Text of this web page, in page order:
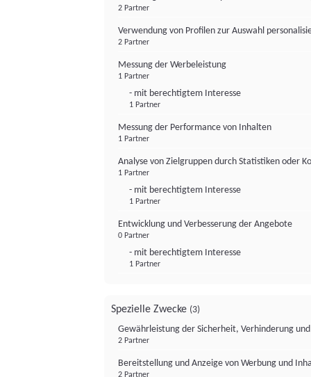
2 Partner
Verwendung von Profilen zur Auswahl
2 Partner
Messung der Werbeleistung
1 Partner
- mit berechtigtem Interesse
1 Partner
Messung der Performance von Inhalten
1 Partner
Analyse von Zielgruppen durch Statistiken oder
1 Partner
- mit berechtigtem Interesse
1 Partner
Entwicklung und Verbesserung der Angebote
0 Partner
- mit berechtigtem Interesse
1 Partner
Spezielle Zwecke (3)
Gewährleistung der Sicherheit, Verhinderung
2 Partner
Bereitstellung und Anzeige von Werbung und
2 Partner